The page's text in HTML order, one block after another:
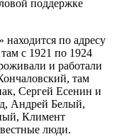
поддержке
по адресу
с 1921 по 1924
и работали
там
Сергей Есенин и
Андрей Белый,
Климент
люди.